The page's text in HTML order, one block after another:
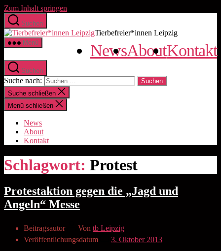
Zum Inhalt springen
Suchen
Tierbefreier*innen Leipzig
Menü NewsAboutKontakt
Suchen
Suche nach:
Suche schließen
Menü schließen
News
About
Kontakt
Schlagwort: Protest
Protestaktion gegen die „Jagd und
Angeln“ Messe
Beitragsautor Von tb Leipzig
Veröffentlichungsdatum
3. Oktober 2013